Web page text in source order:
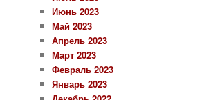
Июнь 2023
Май 2023
Апрель 2023
Март 2023
Февраль 2023
Январь 2023